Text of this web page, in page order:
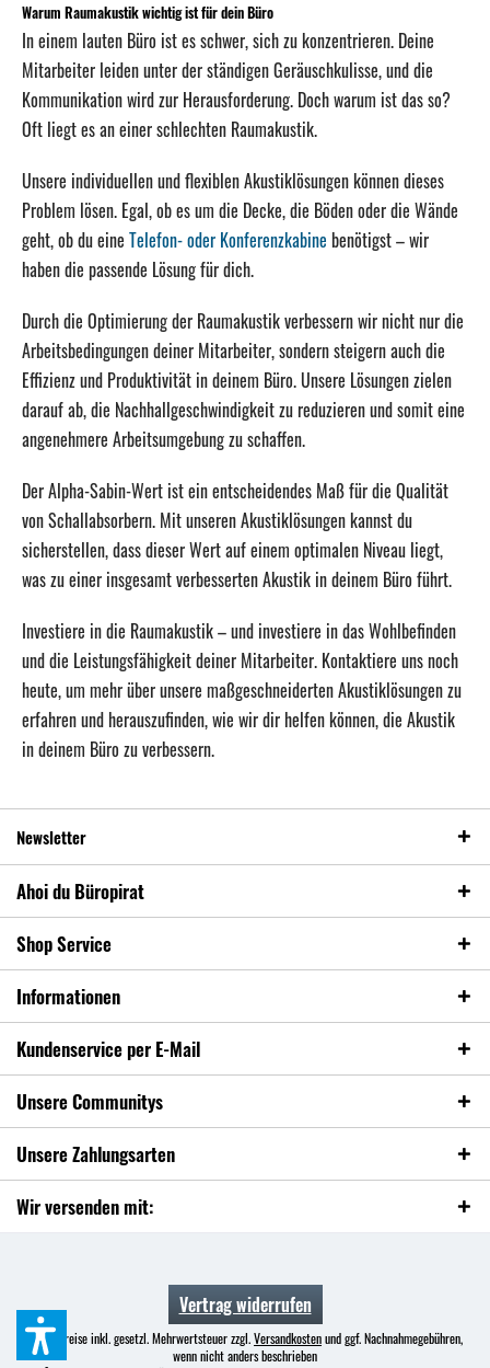
Warum Raumakustik wichtig ist für dein Büro
In einem lauten Büro ist es schwer, sich zu konzentrieren. Deine
Mitarbeiter leiden unter der ständigen Geräuschkulisse, und die
Kommunikation wird zur Herausforderung. Doch warum ist das so?
Oft liegt es an einer schlechten Raumakustik.
Unsere individuellen und flexiblen Akustiklösungen können dieses
Problem lösen. Egal, ob es um die Decke, die Böden oder die Wände
geht, ob du eine Telefon- oder Konferenzkabine benötigst – wir
haben die passende Lösung für dich.
Durch die Optimierung der Raumakustik verbessern wir nicht nur die
Arbeitsbedingungen deiner Mitarbeiter, sondern steigern auch die
Effizienz und Produktivität in deinem Büro. Unsere Lösungen zielen
darauf ab, die Nachhallgeschwindigkeit zu reduzieren und somit eine
angenehmere Arbeitsumgebung zu schaffen.
Der Alpha-Sabin-Wert ist ein entscheidendes Maß für die Qualität
von Schallabsorbern. Mit unseren Akustiklösungen kannst du
sicherstellen, dass dieser Wert auf einem optimalen Niveau liegt,
was zu einer insgesamt verbesserten Akustik in deinem Büro führt.
Investiere in die Raumakustik – und investiere in das Wohlbefinden
und die Leistungsfähigkeit deiner Mitarbeiter. Kontaktiere uns noch
heute, um mehr über unsere maßgeschneiderten Akustiklösungen zu
erfahren und herauszufinden, wie wir dir helfen können, die Akustik
in deinem Büro zu verbessern.
Newsletter
Ahoi du Büropirat
Shop Service
Informationen
Kundenservice per E-Mail
Unsere Communitys
Unsere Zahlungsarten
Wir versenden mit:
Vertrag widerrufen
* Alle Preise inkl. gesetzl. Mehrwertsteuer zzgl.Versandkostenund ggf. Nachnahmegebühren,
wenn nicht anders beschrieben